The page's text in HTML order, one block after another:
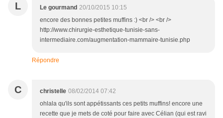
L Le gourmand 20/10/2015 10:15
encore des bonnes petites muffins :) <br /> <br />
http://www.chirurgie-esthetique-tunisie-sans-
intermediaire.com/augmentation-mammaire-tunisie.php
Répondre
C christelle 08/02/2014 07:42
ohlala qu'ils sont appétissants ces petits muffins! encore une
recette que je mets de coté pour faire avec Célian (qui est ravi